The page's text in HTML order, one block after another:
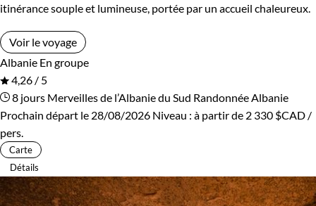
itinérance souple et lumineuse, portée par un accueil chaleureux.
Voir le voyage
Albanie En groupe
4,26 / 5
8 jours Merveilles de l’Albanie du Sud Randonnée Albanie
Prochain départ le 28/08/2026 Niveau : à partir de 2 330 $CAD /
pers.
Carte
Détails